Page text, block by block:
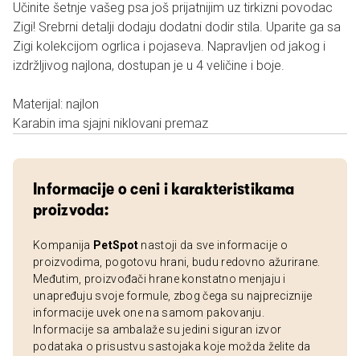
Učinite šetnje vašeg psa još prijatnijim uz tirkizni povodac
Zigi! Srebrni detalji dodaju dodatni dodir stila. Uparite ga sa
Zigi kolekcijom ogrlica i pojaseva. Napravljen od jakog i
izdržljivog najlona, dostupan je u 4 veličine i boje.
Materijal: najlon
Karabin ima sjajni niklovani premaz
Informacije o ceni i karakteristikama
proizvoda:
Kompanija PetSpot nastoji da sve informacije o
proizvodima, pogotovu hrani, budu redovno ažurirane.
Međutim, proizvođači hrane konstatno menjaju i
unapređuju svoje formule, zbog čega su najpreciznije
informacije uvek one na samom pakovanju.
Informacije sa ambalaže su jedini siguran izvor
podataka o prisustvu sastojaka koje možda želite da